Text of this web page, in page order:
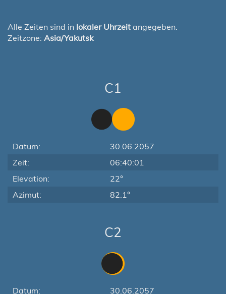
Alle Zeiten sind in lokaler Uhrzeit angegeben.
Zeitzone: Asia/Yakutsk
C1
Datum:
30.06.2057
Zeit:
06:40:01
Elevation:
22°
Azimut:
82.1°
C2
Datum: 30.06.2057